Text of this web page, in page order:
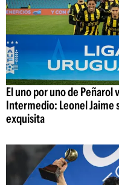
El uno por uno de Peñarol
Intermedio: Leonel Jaime
exquisita